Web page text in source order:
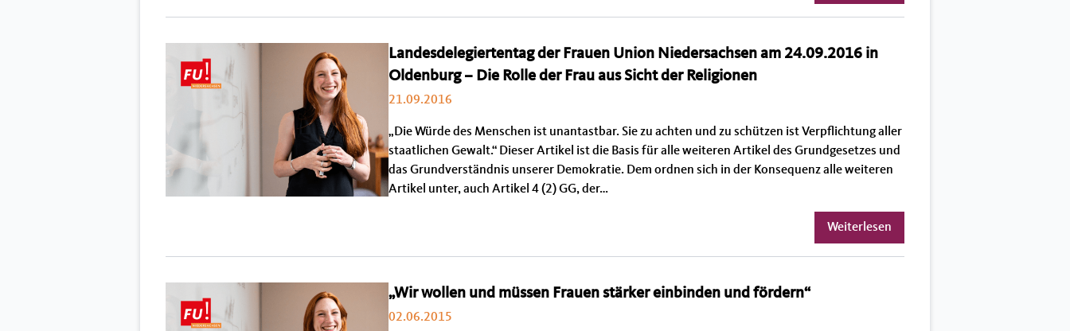
Landesdelegiertentag der Frauen Union Niedersachsen am 24.09.2016 in
Oldenburg – Die Rolle der Frau aus Sicht der Religionen
21.09.2016
„Die Würde des Menschen ist unantastbar. Sie zu achten und zu schützen ist Verpflichtung aller
staatlichen Gewalt.“ Dieser Artikel ist die Basis für alle weiteren Artikel des Grundgesetzes und
das Grundverständnis unserer Demokratie. Dem ordnen sich in der Konsequenz alle weiteren
Artikel unter, auch Artikel 4 (2) GG, der…
Weiterlesen
„Wir wollen und müssen Frauen stärker einbinden und fördern“
02.06.2015